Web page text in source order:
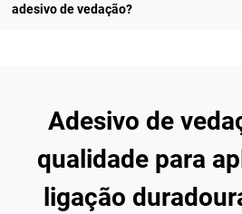
adesivo de vedação?
Adesivo de
qualidade para
ligação